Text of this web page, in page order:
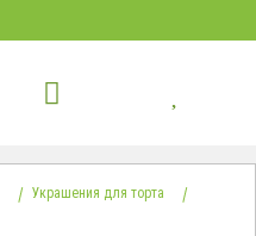
Украшения для торта